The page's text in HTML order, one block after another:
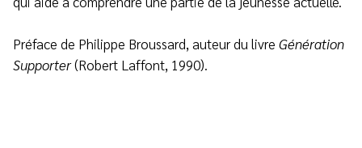
Préface de Philippe Broussard, auteur du livre Génération
Supporter(Robert Laffont, 1990).